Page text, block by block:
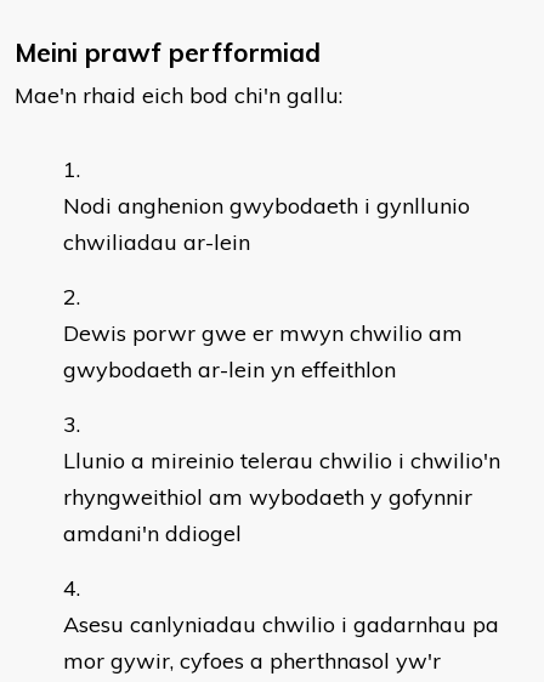
Meini prawf perfformiad
Mae'n rhaid eich bod chi'n gallu:
Nodi anghenion gwybodaeth i gynllunio
chwiliadau ar-lein
Dewis porwr gwe er mwyn chwilio am
gwybodaeth ar-lein yn effeithlon
Llunio a mireinio telerau chwilio i chwilio'n
rhyngweithiol am wybodaeth y gofynnir
amdani'n ddiogel
Asesu canlyniadau chwilio i gadarnhau pa
mor gywir, cyfoes a pherthnasol yw'r